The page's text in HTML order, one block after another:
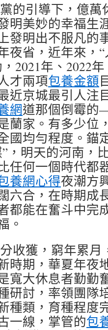
的引導下，億
明美妙的幸福生
發明出不服凡的
夜省，近年來，
2021年、2022
才兩項包養金額
近京城最引人注
網道那個倒霉
蘭家。有多少位
國均勻程度。錨
，明天的河南，
任何一個時代都
養網心得夜潮方
六合，在時期成
都能在奮斗中完
。
收獲，窮年累
時期，華夏年夜
寬大休息者勤勤
研討，率領團隊
種類，育種程度
一線，掌管的包